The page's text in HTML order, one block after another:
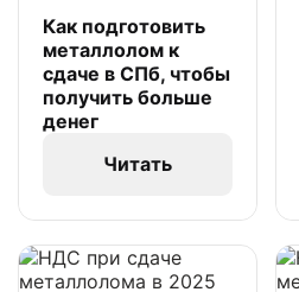
Как подготовить
металлолом к
сдаче в СПб, чтобы
получить больше
денег
Читать